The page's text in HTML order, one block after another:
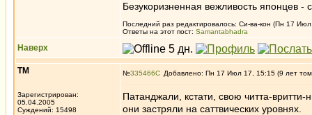
Безукоризненная вежливость японцев -
Последний раз редактировалось: Си-ва-кон (Пн 17
Ответы на этот пост: Samantabhadra
Наверх
ТМ
Зарегистрирован:
05.04.2005
Суждений: 15498
№335466 Добавлено: Пн 17 Июл 17, 15:15 (9 лет
Патанджали, кстати, свою читта-
они застряли на саттвических уровнях.